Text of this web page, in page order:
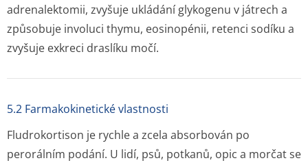
adrenalektomii, zvyšuje ukládání glykogenu v játrech a
způsobuje involuci thymu, eosinopénii, retenci sodíku a
zvyšuje exkreci draslíku močí.
5.2 Farmakokinetické vlastnosti
Fludrokortison je rychle a zcela absorbován po
perorálním podání. U lidí, psů, potkanů, opic a morčat se